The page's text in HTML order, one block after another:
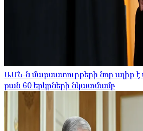
ԱՄՆ-ն մաքսատուրքերի նոր ալիք է
քան 60 երկրների նկատմամբ